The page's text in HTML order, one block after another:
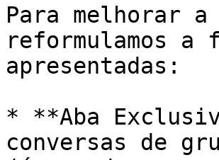
Para melhorar
reformulamos a
apresentadas:
* **Aba
conversas de